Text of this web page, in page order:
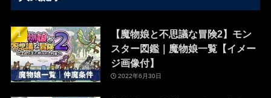
【魔物娘と不思議な冒険2】モン
スター図鑑｜魔物娘一覧【イメー
ジ画像付】
2022年6月30日